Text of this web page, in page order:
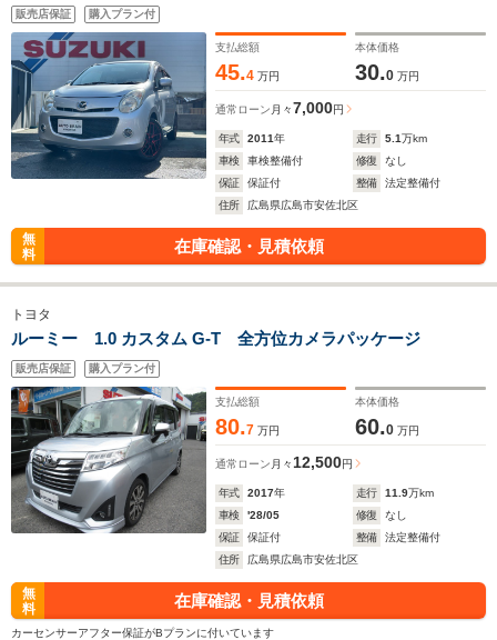
販売店保証 購入プラン付
支払総額
45.4 万円
本体価格
30.0 万円
通常ローン 月々7,000円
年式 2011年 走行 5.1万km
車検
車検整備付 修復
なし
保証
保証付 整備
法定整備付
住所
広島県広島市安佐北区
無
料
在庫確認・見積依頼
トヨタ
ルーミー 1.0 カスタム G-T 全方位カメラパッケージ
販売店保証 購入プラン付
支払総額
80.7 万円
本体価格
60.0 万円
通常ローン 月々 12,500円
年式 2017年 走行 11.9万km
車検
'28/05 修復
なし
保証
保証付 整備
法定整備付
住所
広島県広島市安佐北区
無
料
在庫確認・見積依頼
カーセンサーアフター保証がBプランに付いています